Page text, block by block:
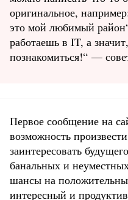
оригинальное,
это мой любимый
работаешь в IT, а
познакомиться!“ —
Первое сообщение на
возможность
заинтересовать
банальных и
шансы на
интересный и